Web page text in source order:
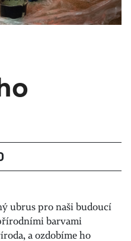
ubrus pro naši budoucí
barvami
a ozdobíme ho